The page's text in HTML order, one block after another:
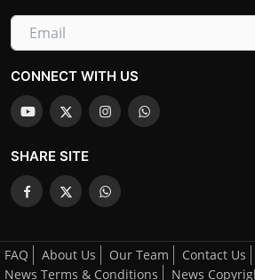
CONNECT WITH US
SHARE SITE
FAQ About Us Our Team
Contact Us
News Terms & Conditions
News